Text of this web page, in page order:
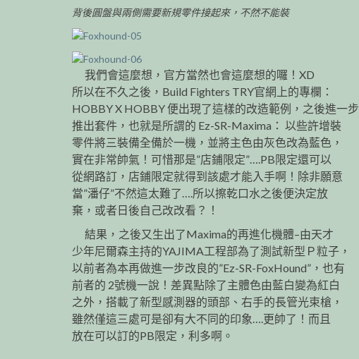
背後圓盤與兩側需要新規零件接起來，不然不能裝
我們會這麼想，官方當然也會這麼想的囉！XD
所以在不久之後，Build Fighters TRY官網上的專欄：
HOBBY X HOBBY 便出現了這樣的改造範例，之後進一步
推出套件，也就是所謂的 Ez-SR-Maxima： 以些許增裝
零件將三裝備全備於一機，並將主色由灰色改為藍色，
實在非常帥氣！可惜那是”店鋪限定”….PB限定還可以
從網路訂，店鋪限定就得到該處才能入手啊！除非願意
當”潘仔”不然這太難了….所以擦乾口水之後便決定放
棄，或者日後自己改改看？！
結果，之後又生出了Maxima的再進化機體–由天才
少年尼爾森主持的YAJIMA工程部為了測試新型Ｐ粒子，
以前者為本再做進一步改良的”Ez-SR-FoxHound”，也有
前者的 2號機一說！差異點除了主體色由藍白變為紅白
之外，搭載了新型感測器的頭部、右手的長管光束槍，
雖然僅這三處可是卻有大不同的印象….更帥了！而且
放在可以訂的PB限定，利多啊。